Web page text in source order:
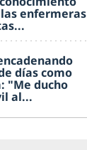
enfermeras
días como
"Me ducho
al...